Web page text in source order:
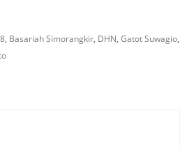
, Basariah Simorangkir, DHN, Gatot Suwagio,